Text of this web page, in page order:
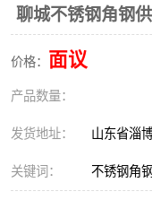
聊城不锈钢角钢
价格： 面议
产品数量：
发货地址： 山东省淄
关键词： 不锈钢角钢